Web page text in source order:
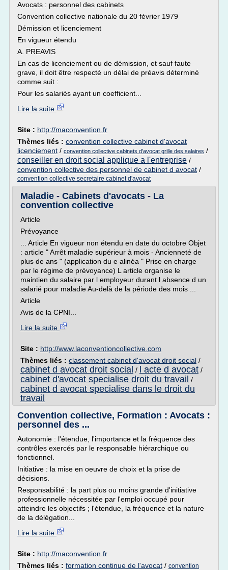
Avocats : personnel des cabinets
Convention collective nationale du 20 février 1979
Démission et licenciement
En vigueur étendu
A. PREAVIS
En cas de licenciement ou de démission, et sauf faute
grave, il doit être respecté un délai de préavis déterminé
comme suit :
Pour les salariés ayant un coefficient...
Lire la suite
Site : http://maconvention.fr
Thèmes liés : convention collective cabinet d'avocat
licenciement / convention collective cabinets d'avocat grille des salaires /
conseiller en droit social applique a l'entreprise /
convention collective des personnel de cabinet d avocat /
convention collective secretaire cabinet d'avocat
Maladie - Cabinets d'avocats - La
convention collective
Article
Prévoyance
... Article En vigueur non étendu en date du octobre Objet
: article " Arrêt maladie supérieur à mois - Ancienneté de
plus de ans " (application du e alinéa " Prise en charge
par le régime de prévoyance) L article organise le
maintien du salaire par l employeur durant l absence d un
salarié pour maladie Au-delà de la période des mois ...
Article
Avis de la CPNI...
Lire la suite
Site : http://www.laconventioncollective.com
Thèmes liés : classement cabinet d'avocat droit social /
cabinet d avocat droit social / l acte d avocat /
cabinet d'avocat specialise droit du travail /
cabinet d avocat specialise dans le droit du
travail
Convention collective, Formation : Avocats :
personnel des ...
Autonomie : l'étendue, l'importance et la fréquence des
contrôles exercés par le responsable hiérarchique ou
fonctionnel.
Initiative : la mise en oeuvre de choix et la prise de
décisions.
Responsabilité : la part plus ou moins grande d'initiative
professionnelle nécessitée par l'emploi occupé pour
atteindre les objectifs ; l'étendue, la fréquence et la nature
de la délégation...
Lire la suite
Site : http://maconvention.fr
Thèmes liés : formation continue de l'avocat / convention